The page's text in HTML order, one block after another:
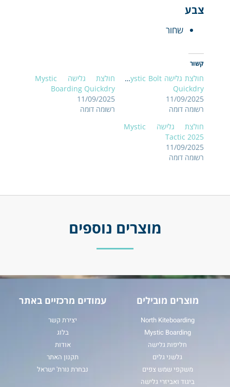
צבע
שחור
קשור
חולצת גלישה Mystic Bolt
Quickdry
11/09/2025
רשומה דומה
חולצת גלישה Mystic
Boarding Quickdry
11/09/2025
רשומה דומה
חולצת גלישה Mystic
Tactic 2025
11/09/2025
רשומה דומה
מוצרים נוספים
מוצרים מובילים
North Kiteboarding
Mystic Boarding
חליפות גלישה
גלשני גלים
משקפי שמש צפים
ביגוד ואביזרי גלישה
עמודים מרכזיים באתר
יצירת קשר
בלוג
אודות
תקנון האתר
נבחרת נורת' ישראל